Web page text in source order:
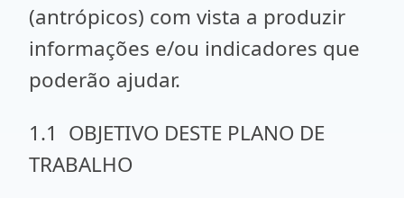
(antrópicos) com vista a produzir
informações e/ou indicadores que
poderão ajudar.
1.1 OBJETIVO DESTE PLANO DE
TRABALHO